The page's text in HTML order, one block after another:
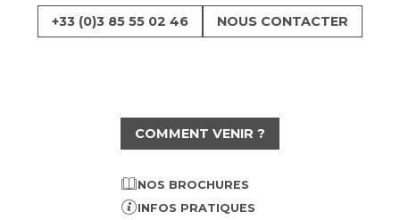
COMMENT VENIR ?
NOS BROCHURES
INFOS PRATIQUES
+33 (0)3 85 55 02 46 NOUS CONTACTER